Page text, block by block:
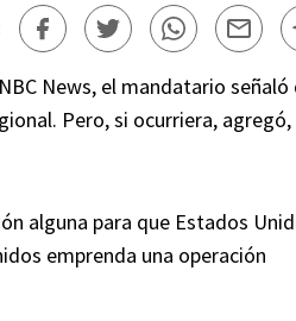
News, el mandatario señaló
Pero, si ocurriera, agregó,
alguna para que Estados
emprenda una operación